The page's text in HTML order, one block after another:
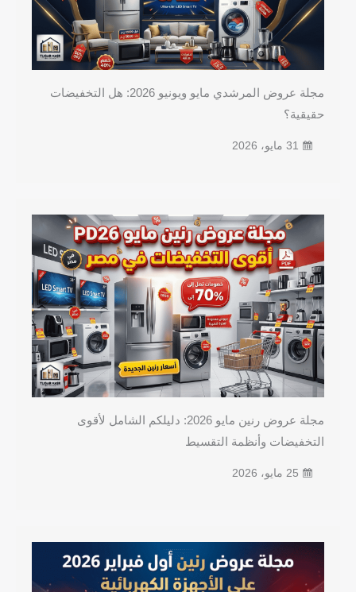
مجلة عروض المرشدي مايو ويونيو 2026: هل التخفيضات
حقيقية؟
مجلة عروض رنين مايو 2026: دليلكم الشامل لأقوى
التخفيضات وأنظمة التقسيط